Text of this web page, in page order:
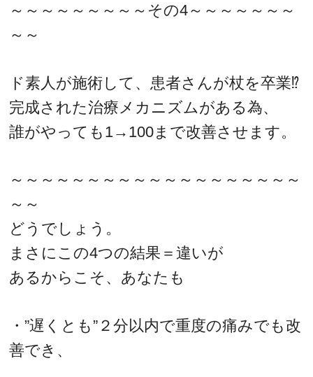
～～～～～～～～～その4～～～～～～～
～～
ド素人が施術して、患者さんが杖を卒業⁉
完成された治療メカニズムがある為、
誰がやっても1→100まで改善させます。
～～～～～～～～～～～～～～～～～～～
～～
どうでしょう。
まさにこの4つの結果＝違いが
あるからこそ、あなたも
・”遅くとも”２分以内で重度の痛みでも改
善でき、